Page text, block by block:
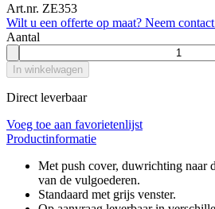
Art.nr. ZE353
Wilt u een offerte op maat? Neem
Aantal
In winkelwagen
Direct leverbaar
Voeg toe aan favorietenlijst
Productinformatie
Met push cover, duwrichting naar
van de vulgoederen.
Standaard met grijs venster.